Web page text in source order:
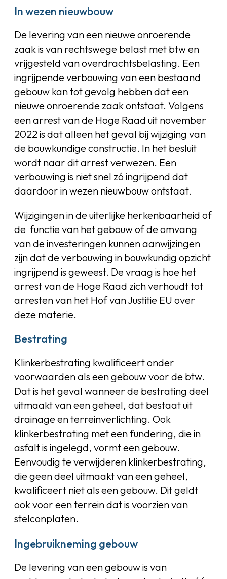
In wezen nieuwbouw
De levering van een nieuwe onroerende
zaak is van rechtswege belast met btw en
vrijgesteld van overdrachtsbelasting. Een
ingrijpende verbouwing van een bestaand
gebouw kan tot gevolg hebben dat een
nieuwe onroerende zaak ontstaat. Volgens
een arrest van de Hoge Raad uit november
2022 is dat alleen het geval bij wijziging van
de bouwkundige constructie. In het besluit
wordt naar dit arrest verwezen. Een
verbouwing is niet snel zó ingrijpend dat
daardoor in wezen nieuwbouw ontstaat.
Wijzigingen in de uiterlijke herkenbaarheid of
de functie van het gebouw of de omvang
van de investeringen kunnen aanwijzingen
zijn dat de verbouwing in bouwkundig opzicht
ingrijpend is geweest. De vraag is hoe het
arrest van de Hoge Raad zich verhoudt tot
arresten van het Hof van Justitie EU over
deze materie.
Bestrating
Klinkerbestrating kwalificeert onder
voorwaarden als een gebouw voor de btw.
Dat is het geval wanneer de bestrating deel
uitmaakt van een geheel, dat bestaat uit
drainage en terreinverlichting. Ook
klinkerbestrating met een fundering, die in
asfalt is ingelegd, vormt een gebouw.
Eenvoudig te verwijderen klinkerbestrating,
die geen deel uitmaakt van een geheel,
kwalificeert niet als een gebouw. Dit geldt
ook voor een terrein dat is voorzien van
stelconplaten.
Ingebruikneming gebouw
De levering van een gebouw is van